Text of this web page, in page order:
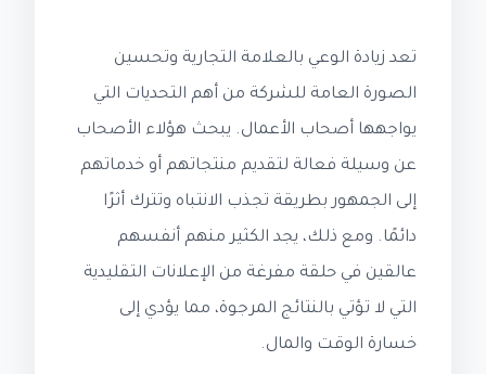
تعد زيادة الوعي بالعلامة التجارية وتحسين
الصورة العامة للشركة من أهم التحديات التي
يواجهها أصحاب الأعمال. يبحث هؤلاء الأصحاب
عن وسيلة فعالة لتقديم منتجاتهم أو خدماتهم
إلى الجمهور بطريقة تجذب الانتباه وتترك أثرًا
دائمًا. ومع ذلك، يجد الكثير منهم أنفسهم
عالقين في حلقة مفرغة من الإعلانات التقليدية
التي لا تؤتي بالنتائج المرجوة، مما يؤدي إلى
خسارة الوقت والمال.